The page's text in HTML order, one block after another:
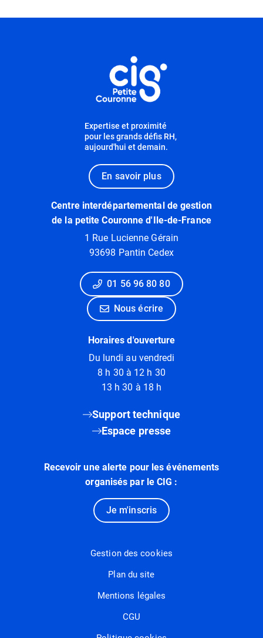
Expertise et proximité
pour les grands défis RH,
aujourd'hui et demain.
En savoir plus
Centre interdépartemental de gestion
de la petite Couronne d'Ile-de-France
1 Rue Lucienne Gérain
93698 Pantin Cedex
01 56 96 80 80
Nous écrire
Horaires d'ouverture
Du lundi au vendredi
8 h 30 à 12 h 30
13 h 30 à 18 h
Support technique
Espace presse
Recevoir une alerte pour les événements
organisés par le CIG :
Je m'inscris
Gestion des cookies
Plan du site
Mentions légales
CGU